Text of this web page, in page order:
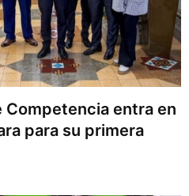
entra en
para su primera